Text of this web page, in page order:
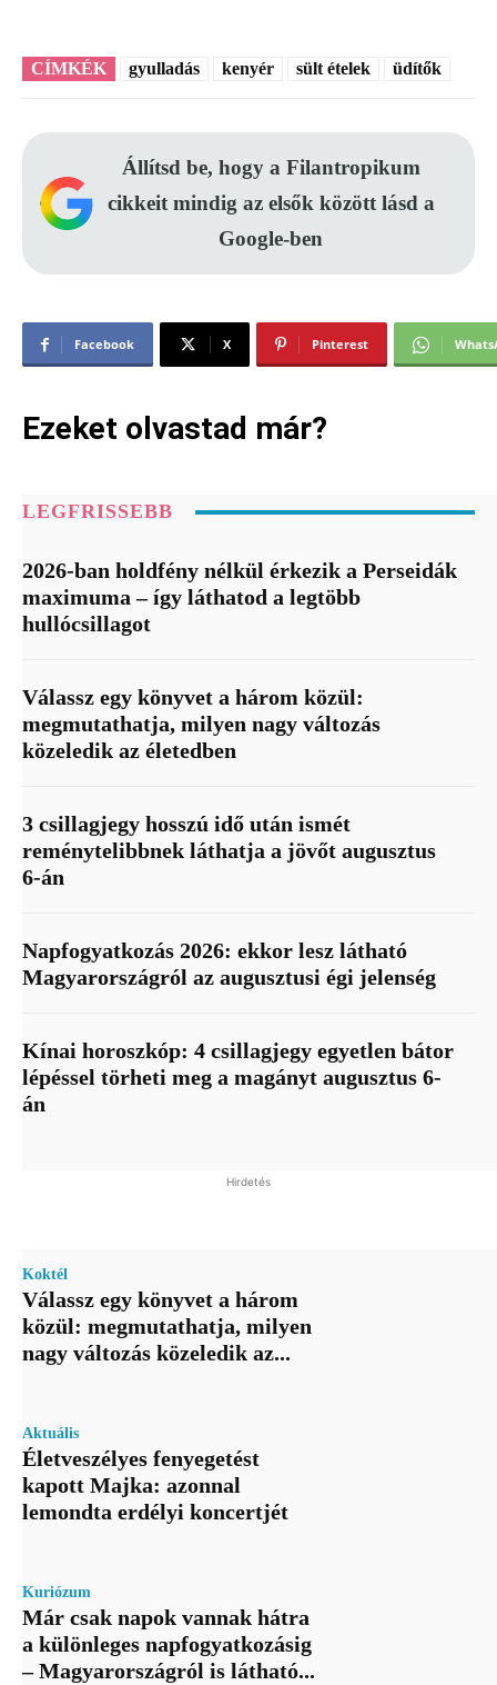
CÍMKÉK gyulladás kenyér sült ételek üdítők
Állítsd be, hogy a Filantropikum
cikkeit mindig az elsők között lásd a
Google-ben
Facebook X Pinterest
Ezeket olvastad már?
LEGFRISSEBB
2026-ban holdfény nélkül érkezik a Perseidák
maximuma – így láthatod a legtöbb
hullócsillagot
Válassz egy könyvet a három közül:
megmutathatja, milyen nagy változás
közeledik az életedben
3 csillagjegy hosszú idő után ismét
reménytelibbnek láthatja a jövőt augusztus
6-án
Napfogyatkozás 2026: ekkor lesz látható
Magyarországról az augusztusi égi jelenség
Kínai horoszkóp: 4 csillagjegy egyetlen bátor
lépéssel törheti meg a magányt augusztus 6-
án
Hirdetés
Koktél
Válassz egy könyvet a három
közül: megmutathatja, milyen
nagy változás közeledik az...
Aktuális
Életveszélyes fenyegetést
kapott Majka: azonnal
lemondta erdélyi koncertjét
Kuriózum
Már csak napok vannak hátra
a különleges napfogyatkozásig
– Magyarországról is látható...